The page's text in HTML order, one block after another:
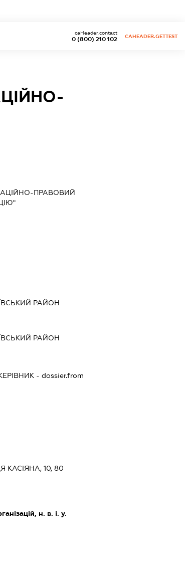
0 (800) 210 102
caHeader.contact
CAHEADER.GETTEST
ПРАВОВИЙ
РАЙОН
РАЙОН
- dossier.from
КАСІЯНА, 10, 80
н. в. і. у.